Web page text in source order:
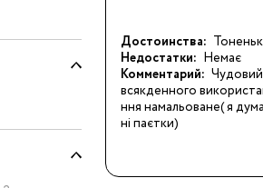
Ботинки и полуботинки
Сапоги
Достоинства:
Недостатки: Немає
Комментарий:
всякденного
ння намальоване( я
ні паєтки)